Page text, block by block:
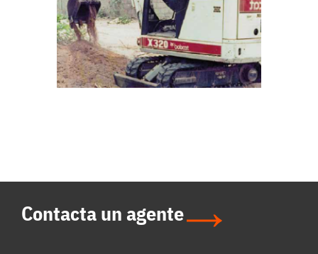
Contacta un agente